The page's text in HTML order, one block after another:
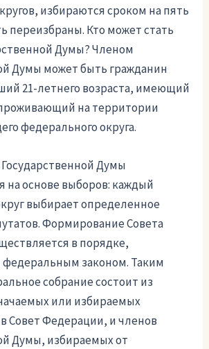
избираются сроком на пять
переизбраны. Кто может стать
Думы? Членом
Думы может быть гражданин
21-летнего возраста, имеющий
на территории
федерального округа.
Думы
на основе выборов: каждый
выбирает определенное
Формирование Совета
в порядке,
федеральным законом. Таким
собрание состоит из
или избираемых
Совет Федерации, и членов
Думы, избираемых от